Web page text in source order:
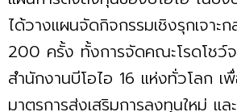
ได้วางแผนจัดกิจกรรมเชิงรุกเจาะ
200 ครั้ง ทั้งการจัดคณะโรดโชว์
สำนักงานบีโอไอ 16 แห่งทั่วโลก เ
มาตรการส่งเสริมการลงทุนใหม่ แล